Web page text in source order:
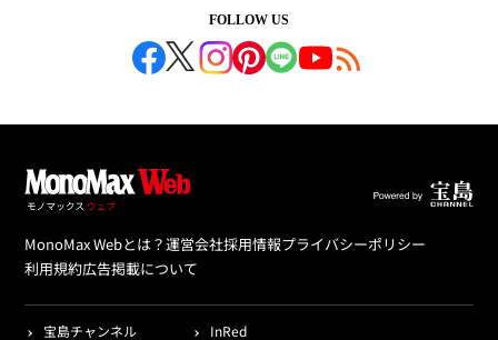
FOLLOW US
MonoMax Webとは？運営会社採用情報プライバシーポリシー
利用規約広告掲載について
宝島チャンネル InRed